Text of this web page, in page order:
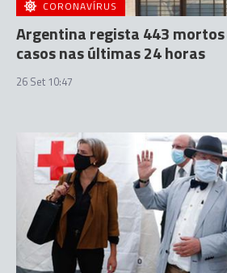
CORONAVÍRUS
Argentina regista 443 mortos
casos nas últimas 24 horas
26 Set 10:47